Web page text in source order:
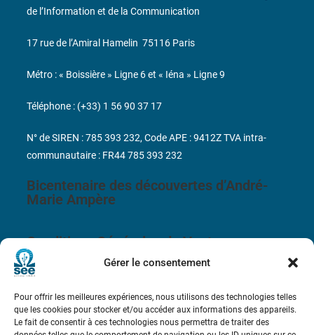
Gérer le consentement
Pour offrir les meilleures expériences, nous utilisons des technologies telles
que les cookies pour stocker et/ou accéder aux informations des appareils.
Le fait de consentir à ces technologies nous permettra de traiter des
Bicentenaire des découvertes d’André-
Marie Ampère
Conditions Générales de Vente
Contact
de l’Information et de la Communication
17 rue de l’Amiral Hamelin 75116 Paris
Métro : « Boissière » Ligne 6 et « Iéna » Ligne 9
Téléphone : (+33) 1 56 90 37 17
N° de SIREN : 785 393 232, Code APE : 9412Z TVA intra-
communautaire : FR44 785 393 232